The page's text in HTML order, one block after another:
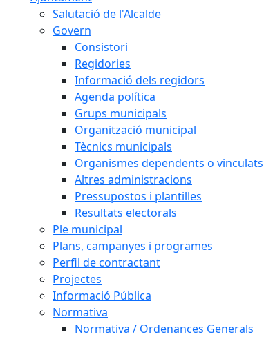
Salutació de l'Alcalde
Govern
Consistori
Regidories
Informació dels regidors
Agenda política
Grups municipals
Organització municipal
Tècnics municipals
Organismes dependents o vinculats
Altres administracions
Pressupostos i plantilles
Resultats electorals
Ple municipal
Plans, campanyes i programes
Perfil de contractant
Projectes
Informació Pública
Normativa
Normativa / Ordenances Generals